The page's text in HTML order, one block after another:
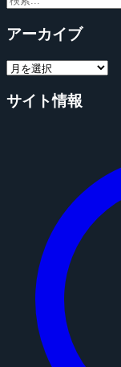
アーカイブ
サイト情報